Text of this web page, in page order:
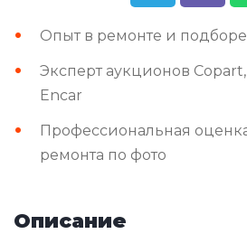
Опыт в ремонте и подборе
Эксперт аукционов
Encar
Профессиональная
ремонта по фото
Описание